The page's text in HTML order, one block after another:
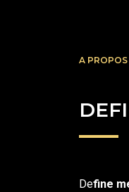
A
Define